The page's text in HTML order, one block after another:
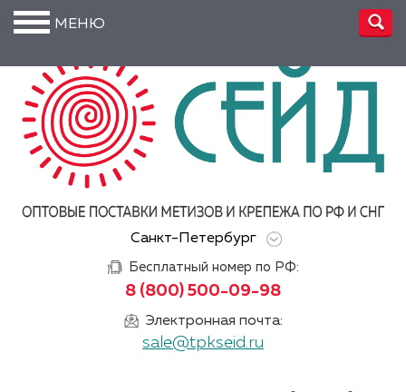
Санкт-Петербург
Бесплатный номер по РФ:
8 (800) 500-09-98
Электронная почта:
sale@tpkseid.ru
МЕНЮ
О
компании
Производство
Доставка
Услуги
Информация